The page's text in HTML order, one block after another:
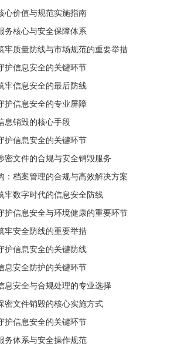
心价值与规范实施指南
务核心与安全保障体系
牢质量防线与市场规范的重要举措
护信息安全的关键环节
牢信息安全的最后防线
护信息安全的专业屏障
息销毁的核心手段
护信息安全的关键环节
密文件的合规与安全销毁服务
：档案管理的合规与高效解决方案
牢数字时代的信息安全防线
护信息安全与环境健康的重要环节
牢安全防线的重要举措
护信息安全的关键防线
息安全防护的关键环节
息安全与合规处理的专业选择
密文件销毁的核心实施方式
护信息安全的关键环节
务体系与安全操作规范